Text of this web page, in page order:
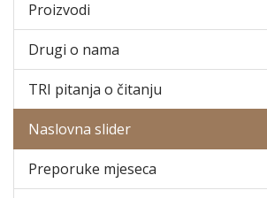
Proizvodi
Drugi o nama
TRI pitanja o čitanju
Naslovna slider
Preporuke mjeseca